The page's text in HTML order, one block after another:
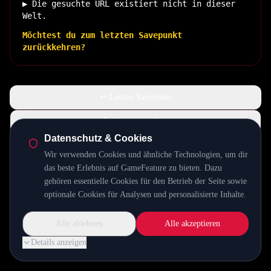
▶ Die gesuchte URL existiert nicht in dieser
Welt.
Möchtest du zum letzten Savepunkt
zurückkehren?
🏠 Zurück zur Basis
INSERT COIN TO CONTINUE...
Datenschutz & Cookies
Wir verwenden Cookies und ähnliche Technologien, um dir
das beste Erlebnis auf GameFeature zu bieten. Dazu
gehören essentielle Cookies für den Betrieb der Seite sowie
optionale Cookies für Analysen und personalisierte Inhalte.
Details anzeigen
Alle ablehnen Alle akzeptieren